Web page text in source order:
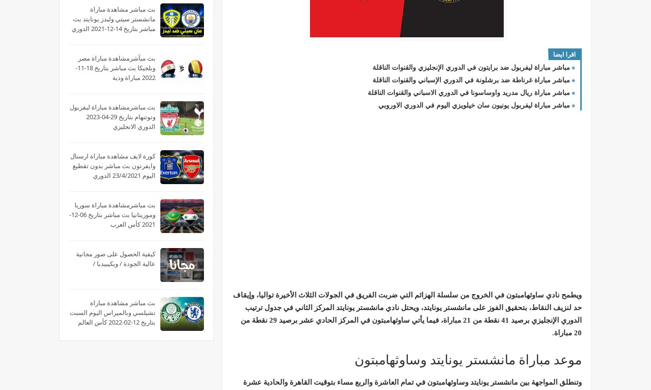
اقرا ايضا
مباشر مباراة ليفربول ضد برايتون في الدوري الإنجليزي والقنوات الناقلة
مباشر مباراة غرناطة ضد برشلونة في الدوري الإسباني والقنوات الناقلة
مباشر مباراة ريال مدريد واوساسونا في الدوري الاسباني والقنوات الناقلة
مباشر مباراة ليفربول يونيون سان خيلويزي اليوم في الدوري الاوروبي
ويطمح نادي ساوثهامبتون في الخروج من سلسلة الهزائم التي ضربت الفريق في الجولات الثلاث الأخيرة تواليا، وإيقاف
حد لنزيف النقاط، بتحقيق الفوز على مانشستر يونايتد، ويحتل نادي مانشستر يونايتد المركز الثاني في جدول ترتيب
الدوري الإنجليزي برصيد 41 نقطة من 21 مباراة، فيما يأتي ساوثهامبتون في المركز الحادي عشر برصيد 29 نقطة من
20 مباراة.
موعد مباراة مانشستر يونايتد وساوثهامبتون
وتنطلق المواجهة بين مانشستر يونايتد وساوثهامبتون في تمام العاشرة والربع مساء بتوقيت القاهرة والحادية عشرة
بث مباشر مشاهدة مباراة
مانشستر سيتي وليدز يونايتد بث
مباشر بتاريخ 14-12-2021 الدوري
بث مبآشرمشاهدة مباراة مصر
وبلجيكا بث مباشر بتاريخ 18-11-
2022 مباراة ودية
بث مباشرمشاهدة مباراة ليفربول
وتوتنهام بتاريخ 29-04-2023
الدوري الانجليزي
كورة لايف مشاهدة مباراة ارسنال
وايفرتون بث مباشر بدون تقطيع
اليوم 23/4/2021 الدوري
بث مباشرمشاهدة مباراة سوريا
وموريتانيا بث مباشر بتاريخ 06-12-
2021 كأس العرب
كيفية الحصول على صور مجانية
عالية الجودة / ويكيبيديا /
بث مباشر مشاهدة مباراة
تشيلسي وبالميراس اليوم السبت
بتاريخ 12-02-2022 كأس العالم